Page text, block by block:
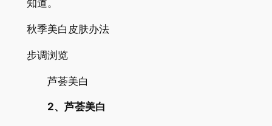
知道。
秋季美白皮肤办法
步调浏览
芦荟美白
2、芦荟美白